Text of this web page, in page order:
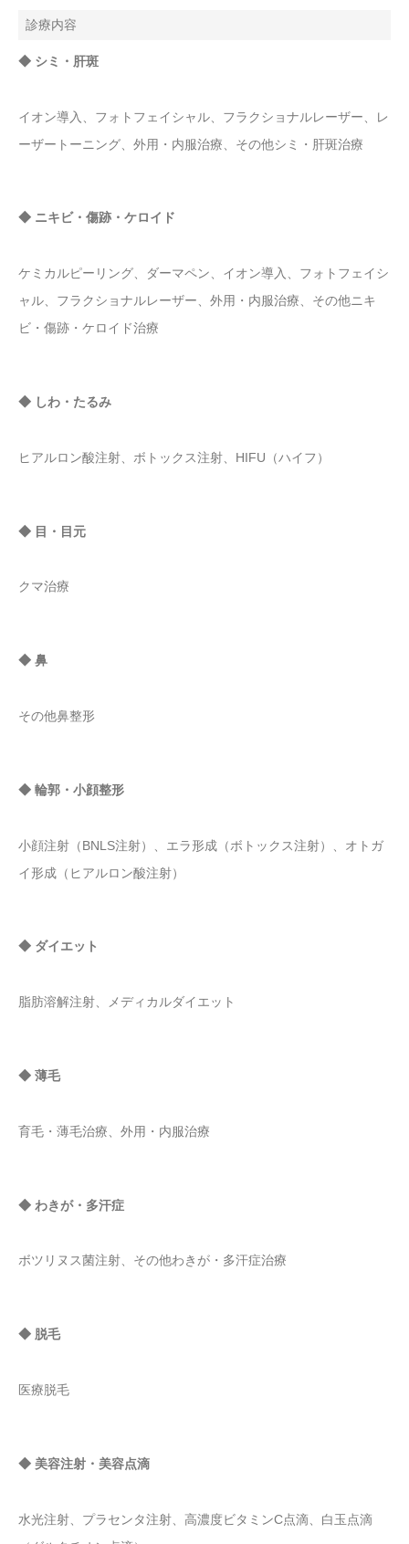
診療内容
◆ シミ・肝斑
イオン導入、フォトフェイシャル、フラクショナルレーザー、レ
ーザートーニング、外用・内服治療、その他シミ・肝斑治療
◆ ニキビ・傷跡・ケロイド
ケミカルピーリング、ダーマペン、イオン導入、フォトフェイシ
ャル、フラクショナルレーザー、外用・内服治療、その他ニキ
ビ・傷跡・ケロイド治療
◆ しわ・たるみ
ヒアルロン酸注射、ボトックス注射、HIFU（ハイフ）
◆ 目・目元
クマ治療
◆ 鼻
その他鼻整形
◆ 輪郭・小顔整形
小顔注射（BNLS注射）、エラ形成（ボトックス注射）、オトガ
イ形成（ヒアルロン酸注射）
◆ ダイエット
脂肪溶解注射、メディカルダイエット
◆ 薄毛
育毛・薄毛治療、外用・内服治療
◆ わきが・多汗症
ボツリヌス菌注射、その他わきが・多汗症治療
◆ 脱毛
医療脱毛
◆ 美容注射・美容点滴
水光注射、プラセンタ注射、高濃度ビタミンC点滴、白玉点滴